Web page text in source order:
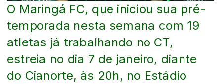
O Maringá FC, que iniciou sua pré-
temporada nesta semana com 19
atletas já trabalhando no CT,
estreia no dia 7 de janeiro, diante
do Cianorte, às 20h, no Estádio